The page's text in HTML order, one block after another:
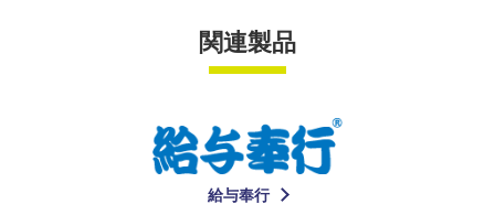
関連製品
給与奉行